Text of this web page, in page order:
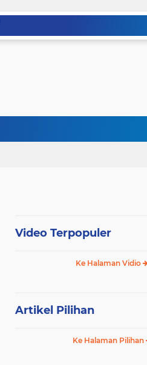
Video Terpopuler
Ke Halaman Vidio
Artikel Pilihan
Ke Halaman Pilihan